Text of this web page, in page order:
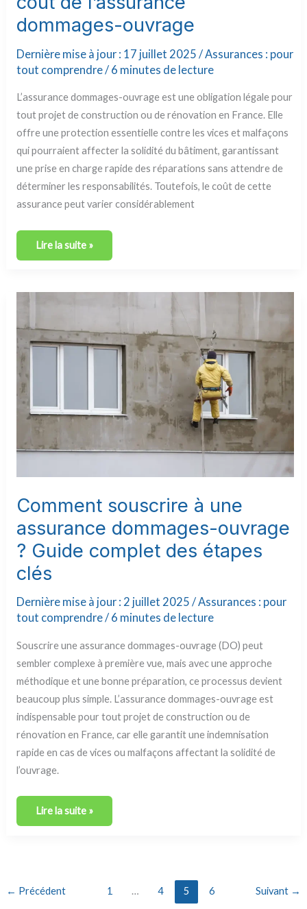
dommages-ouvrage
Dernière mise à jour : 17 juillet 2025 /Assurances : pour
tout comprendre/ 6 minutes de lecture
L’assurance dommages-ouvrage est une obligation légale pour
tout projet de construction ou de rénovation en France. Elle
offre une protection essentielle contre les vices et malfaçons
qui pourraient affecter la solidité du bâtiment, garantissant
une prise en charge rapide des réparations sans attendre de
déterminer les responsabilités. Toutefois, le coût de cette
assurance peut varier considérablement
Lire la suite »
Comment souscrire à une
assurance dommages-ouvrage
? Guide complet des étapes
clés
Dernière mise à jour : 2 juillet 2025 /Assurances : pour
tout comprendre/ 6 minutes de lecture
Souscrire une assurance dommages-ouvrage (DO) peut
sembler complexe à première vue, mais avec une approche
méthodique et une bonne préparation, ce processus devient
beaucoup plus simple. L’assurance dommages-ouvrage est
indispensable pour tout projet de construction ou de
rénovation en France, car elle garantit une indemnisation
rapide en cas de vices ou malfaçons affectant la solidité de
l’ouvrage.
Comment
assurance
dommages-
ouvrage
clés
Lire la suite »
← Précédent 1 … 4 5 6 Suivant →